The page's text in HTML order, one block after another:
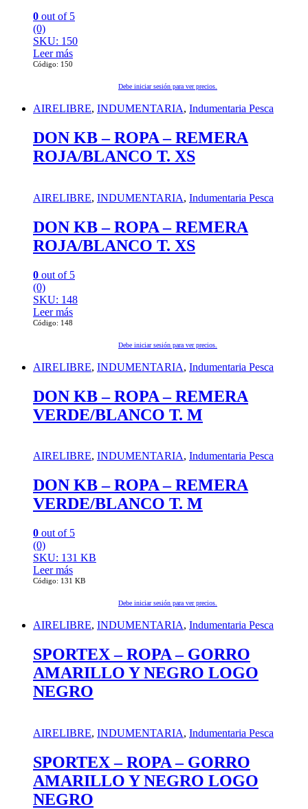
0 out of 5
(0)
SKU: 150
Leer más
Código: 150
Debe iniciar sesión para ver precios.
AIRELIBRE, INDUMENTARIA, Indumentaria Pesca
DON KB – ROPA – REMERA
ROJA/BLANCO T. XS
AIRELIBRE, INDUMENTARIA, Indumentaria Pesca
DON KB – ROPA – REMERA
ROJA/BLANCO T. XS
0 out of 5
(0)
SKU: 148
Leer más
Código: 148
Debe iniciar sesión para ver precios.
AIRELIBRE, INDUMENTARIA, Indumentaria Pesca
DON KB – ROPA – REMERA
VERDE/BLANCO T. M
AIRELIBRE, INDUMENTARIA, Indumentaria Pesca
DON KB – ROPA – REMERA
VERDE/BLANCO T. M
0 out of 5
(0)
SKU: 131 KB
Leer más
Código: 131 KB
Debe iniciar sesión para ver precios.
AIRELIBRE, INDUMENTARIA, Indumentaria Pesca
SPORTEX – ROPA – GORRO
AMARILLO Y NEGRO LOGO
NEGRO
AIRELIBRE, INDUMENTARIA, Indumentaria Pesca
SPORTEX – ROPA – GORRO
AMARILLO Y NEGRO LOGO
NEGRO